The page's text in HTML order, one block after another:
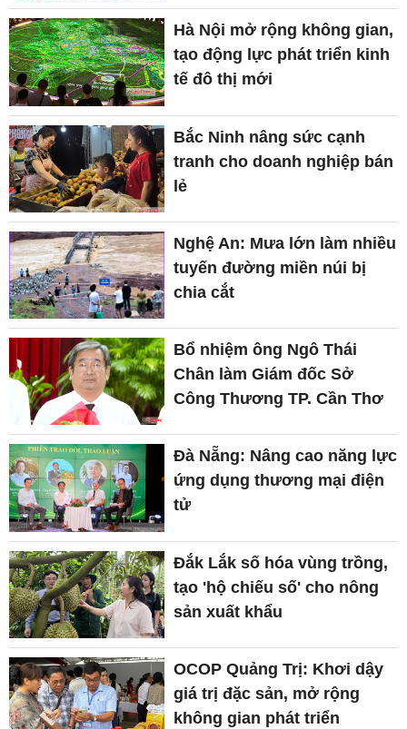
Hà Nội mở rộng không gian,
tạo động lực phát triển kinh
tế đô thị mới
Bắc Ninh nâng sức cạnh
tranh cho doanh nghiệp bán
lẻ
Nghệ An: Mưa lớn làm nhiều
tuyến đường miền núi bị
chia cắt
Bổ nhiệm ông Ngô Thái
Chân làm Giám đốc Sở
Công Thương TP. Cần Thơ
Đà Nẵng: Nâng cao năng lực
ứng dụng thương mại điện
tử
Đắk Lắk số hóa vùng trồng,
tạo 'hộ chiếu số' cho nông
sản xuất khẩu
OCOP Quảng Trị: Khơi dậy
giá trị đặc sản, mở rộng
không gian phát triển